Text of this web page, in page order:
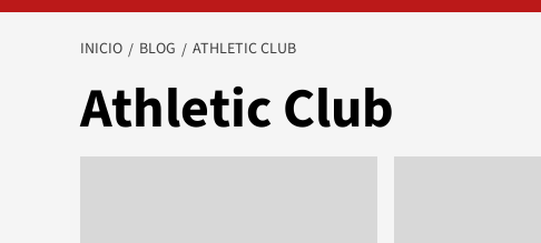
INICIO BLOG ATHLETIC CLUB
Athletic Club